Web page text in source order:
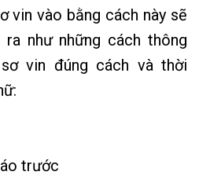
vin vào bằng cách này sẽ
như những cách thông
vin đúng cách và thời
trước